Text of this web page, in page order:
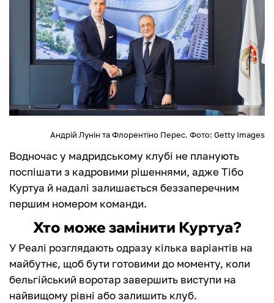
Андрій Лунін та Флорентіно Перес. Фото: Getty Images
Водночас у мадридському клубі не планують
поспішати з кадровими рішеннями, адже Тібо
Куртуа й надалі залишається беззаперечним
першим номером команди.
Хто може замінити Куртуа?
У Реалі розглядають одразу кілька варіантів на
майбутнє, щоб бути готовими до моменту, коли
бельгійський воротар завершить виступи на
найвищому рівні або залишить клуб.